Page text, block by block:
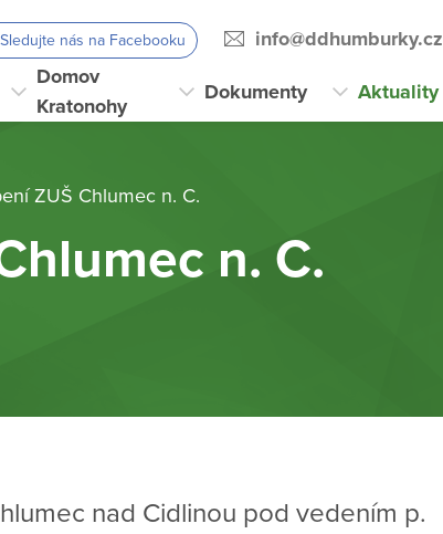
Sledujte nás na Facebooku info@ddhumburky.cz
Domov
Kratonohy
Dokumenty Aktuality
ZUŠ Chlumec n. C.
n. C.
nad Cidlinou pod vedením p.